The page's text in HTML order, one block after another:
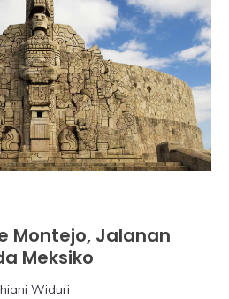
Montejo, Jalanan
Meksiko
Widuri